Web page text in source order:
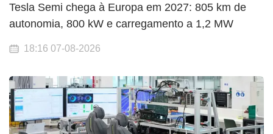
Tesla Semi chega à Europa em 2027: 805 km de
autonomia, 800 kW e carregamento a 1,2 MW
18:16 07-08-2026